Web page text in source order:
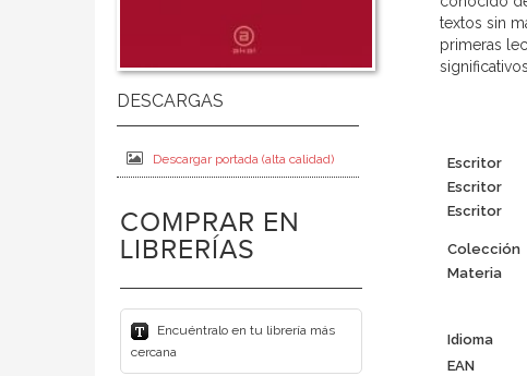
Descargar portada (alta calidad)
COMPRAR EN
LIBRERÍAS
Encuéntralo en tu librería más
cercana
textos sin
primeras
Escritor
Escritor
Escritor
Colección
Materia
Idioma
EAN